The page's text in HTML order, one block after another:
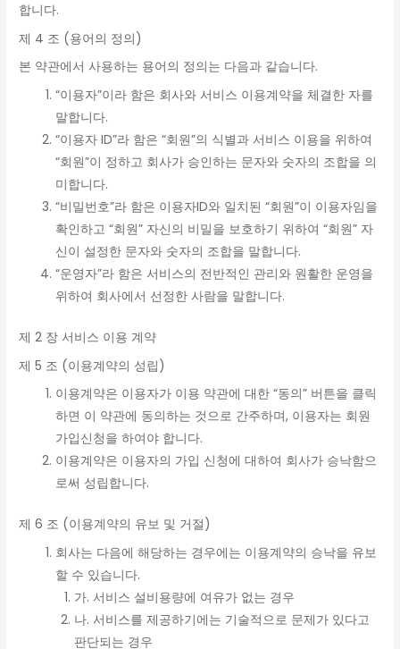
합니다.
제 4 조 (용어의 정의)
본 약관에서 사용하는 용어의 정의는 다음과 같습니다.
“이용자”이라 함은 회사와 서비스 이용계약을 체결한 자를
말합니다.
“이용자 ID”라 함은 “회원”의 식별과 서비스 이용을 위하여
“회원”이 정하고 회사가 승인하는 문자와 숫자의 조합을 의
미합니다.
“비밀번호”라 함은 이용자ID와 일치된 “회원”이 이용자임을
확인하고 “회원” 자신의 비밀을 보호하기 위하여 “회원” 자
신이 설정한 문자와 숫자의 조합을 말합니다.
“운영자”라 함은 서비스의 전반적인 관리와 원활한 운영을
위하여 회사에서 선정한 사람을 말합니다.
제 2 장 서비스 이용 계약
제 5 조 (이용계약의 성립)
이용계약은 이용자가 이용 약관에 대한 “동의” 버튼을 클릭
하면 이 약관에 동의하는 것으로 간주하며, 이용자는 회원
가입신청을 하여야 합니다.
이용계약은 이용자의 가입 신청에 대하여 회사가 승낙함으
로써 성립합니다.
제 6 조 (이용계약의 유보 및 거절)
회사는 다음에 해당하는 경우에는 이용계약의 승낙을 유보
할 수 있습니다.
가. 서비스 설비용량에 여유가 없는 경우
나. 서비스를 제공하기에는 기술적으로 문제가 있다고
판단되는 경우